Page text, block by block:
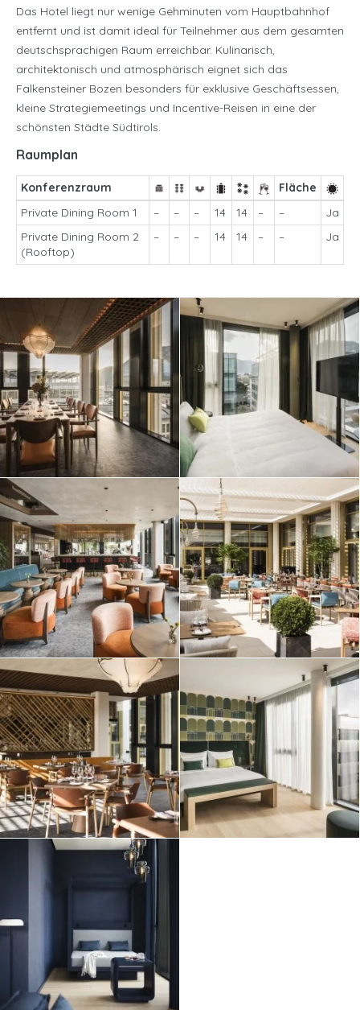
Das Hotel liegt nur wenige Gehminuten vom Hauptbahnhof
entfernt und ist damit ideal für Teilnehmer aus dem gesamten
deutschsprachigen Raum erreichbar. Kulinarisch,
architektonisch und atmosphärisch eignet sich das
Falkensteiner Bozen besonders für exklusive Geschäftsessen,
kleine Strategiemeetings und Incentive-Reisen in eine der
schönsten Städte Südtirols.
Raumplan
Konferenzraum
Fläche
Private Dining Room 1
– – – 14 14 – –
Ja
Private Dining Room 2
(Rooftop)
– – – 14 14 – – Ja